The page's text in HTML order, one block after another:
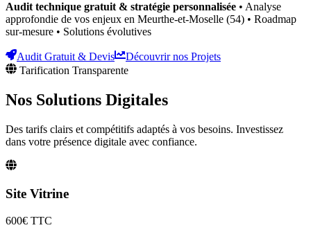
Audit technique gratuit & stratégie personnalisée • Analyse
approfondie de vos enjeux en Meurthe-et-Moselle (54) • Roadmap
sur-mesure • Solutions évolutives
Audit Gratuit & Devis
Découvrir nos Projets
Tarification Transparente
Nos Solutions Digitales
Des tarifs clairs et compétitifs adaptés à vos besoins. Investissez
dans votre présence digitale avec confiance.
Site Vitrine
600€ TTC